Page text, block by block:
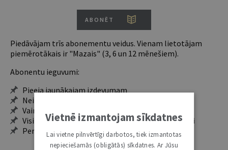
ABONĒT
Piedāvājam trīs abonementu veidus. Vienam lietotājam
piemērotākais ir "Mazais" (3, 6 un 12 mēnešiem).
Abonentu ieguvumi:
Pieeja jaunākajam izdevumam
Neierobežota pieeja arhīvam – 24 h/7 d.
Vairāk nekā 18 000 rakstu un 2000 autoru
Visi tematiskie numuri un ikgadējie grāmatžurnāli
Personalizētās iespējas – piezīmes, citāti, mapes
Vietnē izmantojam sīkdatnes
Lai vietne pilnvērtīgi darbotos, tiek izmantotas
nepieciešamās (obligātās) sīkdatnes. Ar Jūsu